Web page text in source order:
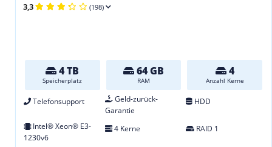
3,3 (198)
4 TB
Speicherplatz
64 GB
RAM
4
Anzahl Kerne
Telefonsupport
Geld-zurück-
Garantie
HDD
Intel® Xeon® E3-
1230v6
4 Kerne RAID 1